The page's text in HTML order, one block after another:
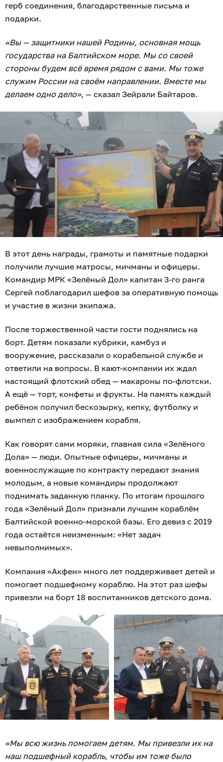
герб соединения, благодарственные письма и
подарки.
«Вы — защитники нашей Родины, основная мощь
государства на Балтийском море. Мы со своей
стороны будем всё время рядом с вами. Мы тоже
служим России на своём направлении. Вместе мы
делаем одно дело», — сказал Зейрали Байтаров.
В этот день награды, грамоты и памятные подарки
получили лучшие матросы, мичманы и офицеры.
Командир МРК «Зелёный Дол» капитан 3-го ранга
Сергей поблагодарил шефов за оперативную помощь
и участие в жизни экипажа.
После торжественной части гости поднялись на
борт. Детям показали кубрики, камбуз и
вооружение, рассказали о корабельной службе и
ответили на вопросы. В кают-компании их ждал
настоящий флотский обед — макароны по-флотски.
А ещё — торт, конфеты и фрукты. На память каждый
ребёнок получил бескозырку, кепку, футболку и
вымпел с изображением корабля.
Как говорят сами моряки, главная сила «Зелёного
Дола» — люди. Опытные офицеры, мичманы и
военнослужащие по контракту передают знания
молодым, а новые командиры продолжают
поднимать заданную планку. По итогам прошлого
года «Зелёный Дол» признали лучшим кораблём
Балтийской военно-морской базы. Его девиз с 2019
года остаётся неизменным: «Нет задач
невыполнимых».
Компания «Акфен» много лет поддерживает детей и
помогает подшефному кораблю. На этот раз шефы
привезли на борт 18 воспитанников детского дома.
«Мы всю жизнь помогаем детям. Мы привезли их на
наш подшефный корабль, чтобы им тоже было